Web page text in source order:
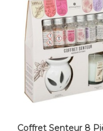
Coffret Senteur 8